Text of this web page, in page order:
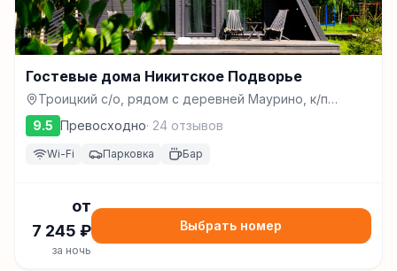
Гостевые дома Никитское Подворье
Троицкий с/о, рядом с деревней Маурино, к/п
Переславские Просторы, улица Волшебная, 16,
Переславль-Залесский
9.5 Превосходно· 24 отзывов
Wi-Fi Парковка Бар
от
7 245 ₽
за ночь
Выбрать номер